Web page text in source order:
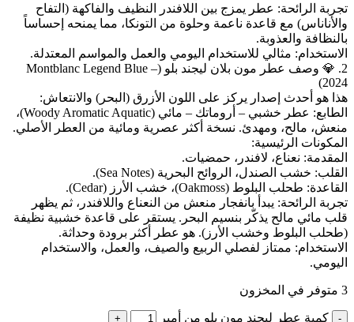
تجربة الرائحة: عطر يمزج بين اللافندر النظيف والفاكهة (التفاح
والأناناس) مع قاعدة ناعمة وحلوة من التونكا، مما يمنحه إحساساً
بالنظافة والعذوبة.
الاستخدام: مثالي للاستخدام اليومي والعمل والمواسم المعتدلة.
2. 💎 وصف عطر مون بلان ليجند بلو (Montblanc Legend Blue –
2024)
هذا هو أحدث إصدار يركز على اللون الأزرق (البحر) والانتعاش:
الطابع: عطر خشبي – أروماتك – مائي (Woody Aromatic Aquatic)،
منعش، مالح، ومهدئ. نسخة أكثر عصرية ومائية من العطر الأصلي.
المكونات الرئيسية:
المقدمة: نعناع، لافندر، حمضيات.
القلب: خشب الصندل، الروائح البحرية (Sea Notes).
القاعدة: طحلب البلوط (Oakmoss)، خشب الأرز (Cedar).
تجربة الرائحة: يبدأ بانفجار منعش من النعناع واللافندر، ثم يظهر
قلب مائي مالح يذكّر بنسيم البحر. يستقر على قاعدة خشبية نظيفة
(طحلب البلوط وخشب الأرز). هو عطر أكثر برودة وحداثة.
الاستخدام: ممتاز لفصلي الربيع والصيف، والعمل، والاستخدام
اليومي.
3 متوفر في المخزون
كمية عطر ليجند مون بلو من أمبر